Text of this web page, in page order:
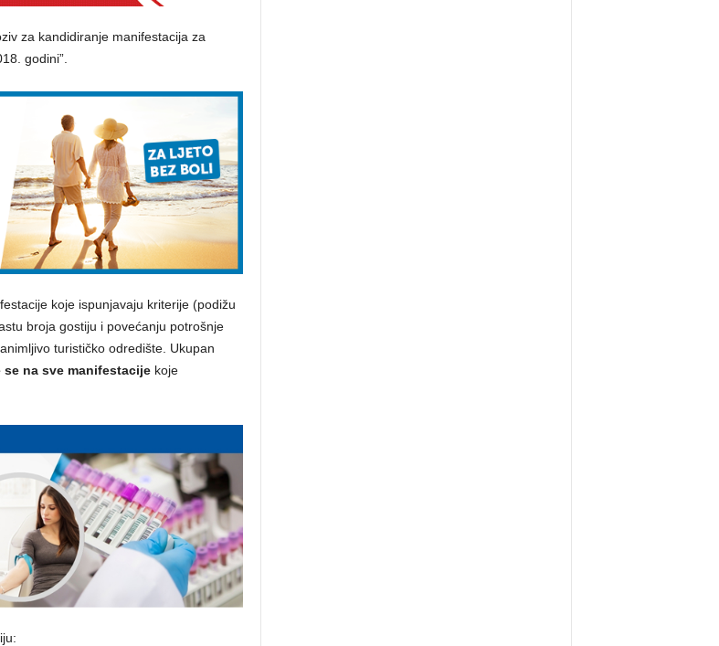
za kandidiranje manifestacija za
godini”.
koje ispunjavaju kriterije (podižu
broja gostiju i povećanju potrošnje
turističko odredište. Ukupan
se na sve manifestacijekoje